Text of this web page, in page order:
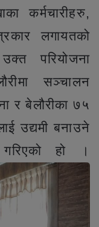
कर्मचारीहरु,
लगायतको
परियोजना
सञ्चालन
र बेलौरीका ७५
उद्यमी बनाउने
गरिएको हो ।